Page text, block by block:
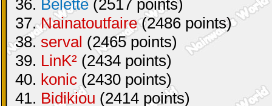
36. Belette (2517 points)
37.Nainatoutfaire(2486 points)
38.serval (2465 points)
39. LinK² (2434 points)
40. konic (2430 points)
41. Bidikiou (2414 points)